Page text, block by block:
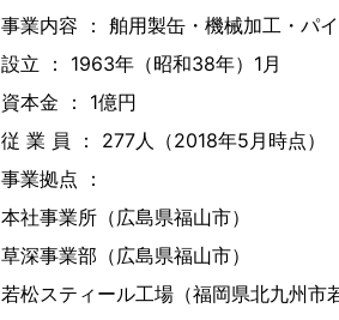
事業内容 ： 舶用製缶・機械加工・パ
設立 ： 1963年（昭和38年）1月
資本金 ： 1億円
従 業 員 ： 277人（2018年5月時点）
事業拠点 ：
本社事業所（広島県福山市）
草深事業部（広島県福山市）
若松スティール工場（福岡県北九州市